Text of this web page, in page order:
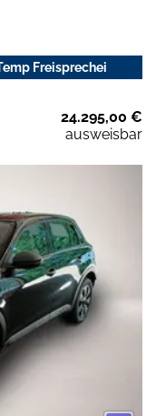
Freisprechei
24.295,00 €
ausweisbar